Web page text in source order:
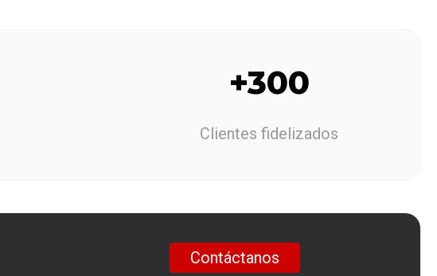
+300
Clientes fidelizados
Contáctanos